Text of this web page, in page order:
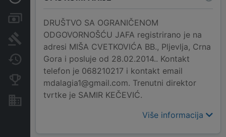
Računi i blokade
Arhiva sudskih objava
Promjene
Konkurentne kompanije
Nekretnine i imovina
DRUŠTVO SA OGRANIČENOM
ODGOVORNOŠĆU JAFA registrirano je na
adresi MIŠA CVETKOVIĆA BB., Pljevlja, Crna
Gora i posluje od 28.02.2014.. Kontakt
telefon je 068210217 i kontakt email
mdalagia1@gmail.com. Trenutni direktor
tvrtke je SAMIR KEČEVIĆ.
Više informacija